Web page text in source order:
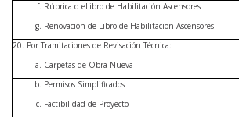
Rúbrica d eLibro de Habilitación Ascensores
Renovación de Libro de Habilitacion Ascensores
20. Por Tramitaciones de Revisación Técnica:
Carpetas de Obra Nueva
Permisos Simplificados
Factibilidad de Proyecto